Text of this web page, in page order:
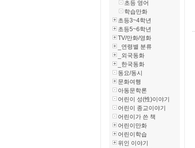
초등 영어
학습만화
초등3~4학년
초등5~6학년
TV/만화/영화
_연령별 분류
_외국동화
_한국동화
동요/동시
문화여행
아동문학론
어린이 성(性)이야기
어린이 종교이야기
어린이가 쓴 책
어린이만화
어린이학습
위인 이야기